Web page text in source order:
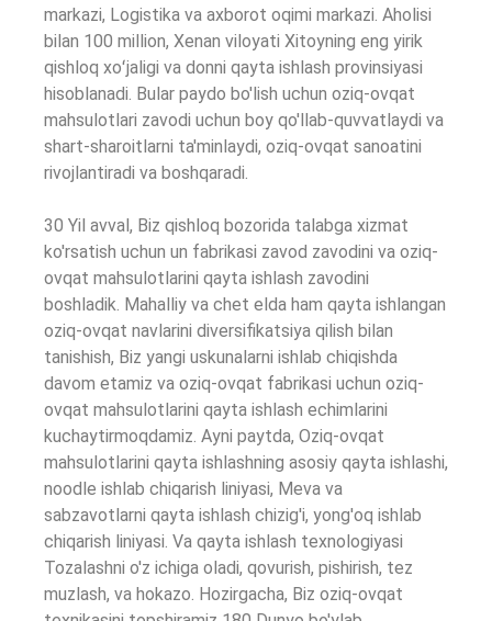
markazi, Logistika va axborot oqimi markazi. Aholisi
bilan 100 million, Xenan viloyati Xitoyning eng yirik
qishloq xoʻjaligi va donni qayta ishlash provinsiyasi
hisoblanadi. Bular paydo bo'lish uchun oziq-ovqat
mahsulotlari zavodi uchun boy qo'llab-quvvatlaydi va
shart-sharoitlarni ta'minlaydi, oziq-ovqat sanoatini
rivojlantiradi va boshqaradi.
30 Yil avval, Biz qishloq bozorida talabga xizmat
ko'rsatish uchun un fabrikasi zavod zavodini va oziq-
ovqat mahsulotlarini qayta ishlash zavodini
boshladik. Mahalliy va chet elda ham qayta ishlangan
oziq-ovqat navlarini diversifikatsiya qilish bilan
tanishish, Biz yangi uskunalarni ishlab chiqishda
davom etamiz va oziq-ovqat fabrikasi uchun oziq-
ovqat mahsulotlarini qayta ishlash echimlarini
kuchaytirmoqdamiz. Ayni paytda, Oziq-ovqat
mahsulotlarini qayta ishlashning asosiy qayta ishlashi,
noodle ishlab chiqarish liniyasi, Meva va
sabzavotlarni qayta ishlash chizig'i, yong'oq ishlab
chiqarish liniyasi. Va qayta ishlash texnologiyasi
Tozalashni o'z ichiga oladi, qovurish, pishirish, tez
muzlash, va hokazo. Hozirgacha, Biz oziq-ovqat